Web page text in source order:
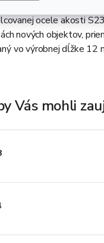
ocele akosti
nových objektov,
vo výrobnej dĺžke 12
Vás mohli